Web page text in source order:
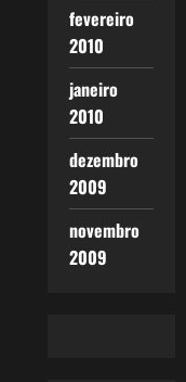
fevereiro
2010
janeiro
2010
dezembro
2009
novembro
2009